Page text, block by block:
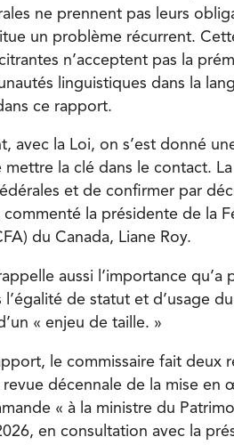
ne prennent pas leurs
un problème récurrent.
n’acceptent pas la
linguistiques dans la
ce rapport.
avec la Loi, on s’est donné
mettre la clé dans le contact.
et de confirmer par
commenté la présidente de la
du Canada, Liane Roy.
aussi l’importance
de statut et d’usage
« enjeu de taille. »
le commissaire fait deux
décennale de la mise en
« à la ministre du
en consultation avec la